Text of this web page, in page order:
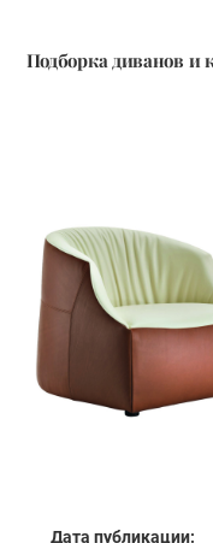
Подборка диванов и
Дата публикации: